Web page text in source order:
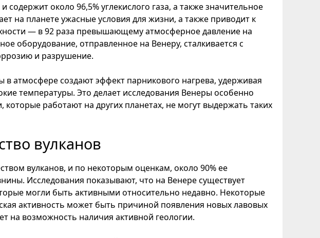
около 96,5% углекислого газа, а также значительное
на планете ужасные условия для жизни, а также приводит к
— в 92 раза превышающему атмосферное давление на
оборудование, отправленное на Венеру, сталкивается с
и разрушение.
в атмосфере создают эффект парникового нагрева, удерживая
температуры. Это делает исследования Венеры особенно
работают на других планетах, не могут выдержать таких
вулканов
вулканов, и по некоторым оценкам, около 90% ее
Исследования показывают, что на Венере существует
могли быть активными относительно недавно. Некоторые
активность может быть причиной появления новых лавовых
на возможность наличия активной геологии.